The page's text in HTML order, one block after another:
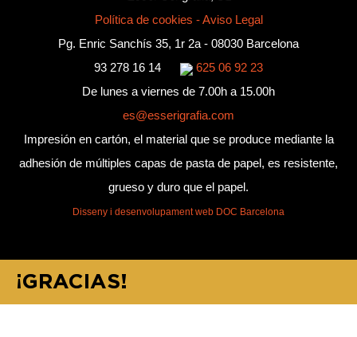
Política de cookies - Aviso Legal
Pg. Enric Sanchís 35, 1r 2a - 08030 Barcelona
93 278 16 14
625 06 92 23
De lunes a viernes de 7.00h a 15.00h
es@esserigrafia.com
Impresión en cartón, el material que se produce mediante la
adhesión de múltiples capas de pasta de papel, es resistente,
grueso y duro que el papel.
Disseny i desenvolupament web DOC Barcelona
¡GRACIAS!